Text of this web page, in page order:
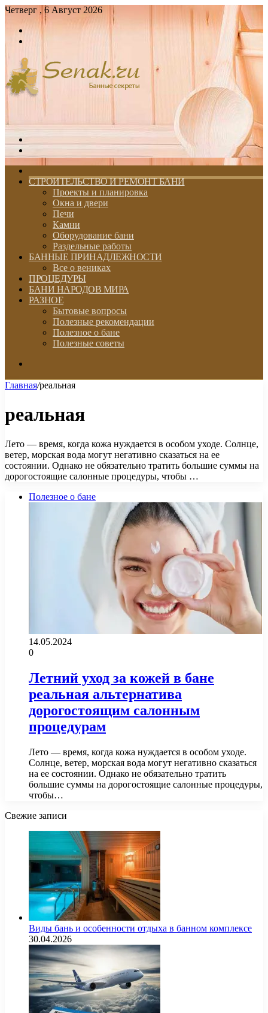
Четверг , 6 Август 2026
Войти
skin
СТРОИТЕЛЬСТВО И РЕМОНТ БАНИ
Проекты и планировка
Окна и двери
Печи
Камни
Оборудование бани
Раздельные работы
БАННЫЕ ПРИНАДЛЕЖНОСТИ
Все о вениках
ПРОЦЕДУРЫ
БАНИ НАРОДОВ МИРА
РАЗНОЕ
Бытовые вопросы
Полезные рекомендации
Полезное о бане
Полезные советы
Главная/реальная
реальная
Лето — время, когда кожа нуждается в особом уходе. Солнце,
ветер, морская вода могут негативно сказаться на ее
состоянии. Однако не обязательно тратить большие суммы на
дорогостоящие салонные процедуры, чтобы …
Полезное о бане
14.05.2024
0
Летний уход за кожей в бане
реальная альтернатива
дорогостоящим салонным
процедурам
Лето — время, когда кожа нуждается в особом уходе.
Солнце, ветер, морская вода могут негативно сказаться
на ее состоянии. Однако не обязательно тратить
большие суммы на дорогостоящие салонные процедуры,
чтобы…
Свежие записи
Виды бань и особенности отдыха в банном комплексе
30.04.2026